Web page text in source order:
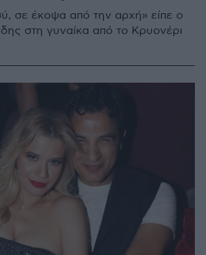
σε έκοψα από την αρχή» είπε ο
στη γυναίκα από το Κρυονέρι